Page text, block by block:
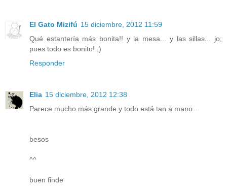
El Gato Mizifú 15 diciembre, 2012 11:59
Qué estantería más bonita!! y la mesa... y las sillas... jo;
pues todo es bonito! ;)
Responder
Elia 15 diciembre, 2012 12:38
Parece mucho más grande y todo está tan a mano...
besos
^^
buen finde